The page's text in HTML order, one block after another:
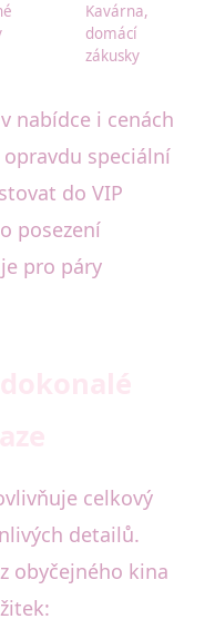
Kavárna,
domácí
zákusky
nabídce i cenách
speciální
do VIP
posezení
pro páry
celkový
detailů.
obyčejného kina